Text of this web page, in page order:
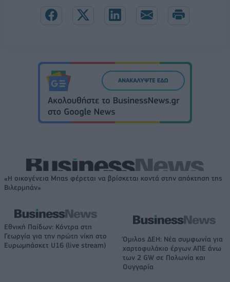
«Η οικογένεια Μπας φέρεται να βρίσκεται κοντά στην απόκτηση της
Βιλερμπάν»
Εθνική Παίδων: Κόντρα στη
Γεωργία για την πρώτη νίκη στο
Ευρωμπάσκετ U16 (live stream)
Όμιλος ΔΕΗ: Νέα συμφωνία για
χαρτοφυλάκιο έργων ΑΠΕ άνω
των 2 GW σε Πολωνία και
Ουγγαρία